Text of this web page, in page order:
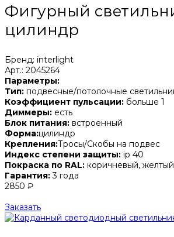
Фигурный
цилиндр
Бренд: interlight
Арт.: 2045264
Параметры:
Тип: подвесные/потолочные
Коэффициент пульсации: больше 1
Диммеры: есть
Блок питания: встроенный
Форма:цилиндр
Крепления:Тросы/Скобы на подвес
Индекс степени защиты: ip 40
Покраска по RAL: коричневый,
Гарантия:3 года
2850 ₽
Заказать